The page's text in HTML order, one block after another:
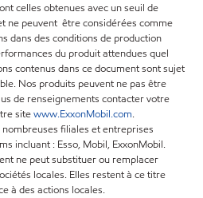
celles obtenues avec un seuil de
ne peuvent être considérées comme
dans des conditions de production
du produit attendues quel
contenus dans ce document sont sujet
Nos produits peuvent ne pas être
de renseignements contacter votre
sitewww.ExxonMobil.com.
filiales et entreprises
incluant : Esso, Mobil, ExxonMobil.
ne peut substituer ou remplacer
locales. Elles restent à ce titre
à des actions locales.